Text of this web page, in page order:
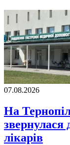
07.08.2026
На
звернулася
лікарів